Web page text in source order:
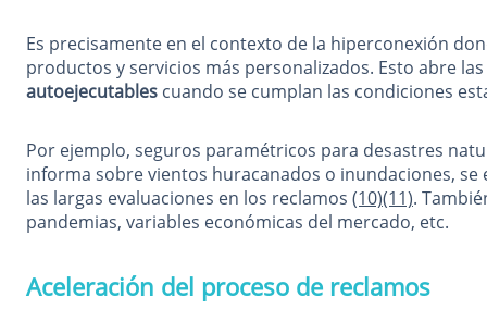
Es precisamente en el contexto de la hiperconexión
productos y servicios más personalizados. Esto abre
autoejecutables cuando se cumplan las condiciones
Por ejemplo, seguros paramétricos para desastres
informa sobre vientos huracanados o inundaciones,
las largas evaluaciones en los reclamos (10)(11).
pandemias, variables económicas del mercado, etc.
Aceleración del proceso de reclamos